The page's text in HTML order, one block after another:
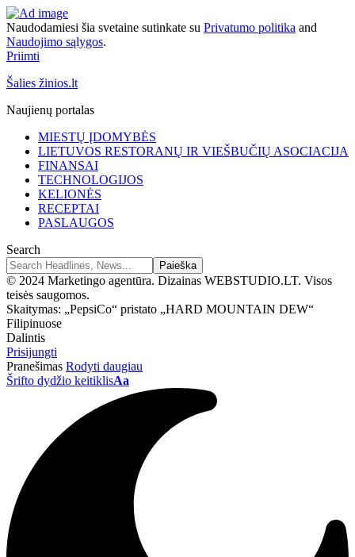
Naudodamiesi šia svetaine sutinkate su Privatumo politika and
Naudojimo sąlygos.
Priimti
Šalies žinios.lt
Naujienų portalas
MIESTŲ ĮDOMYBĖS
LIETUVOS RESTORANŲ IR VIEŠBUČIŲ ASOCIACIJA
FINANSAI
TECHNOLOGIJOS
KELIONĖS
RECEPTAI
PASLAUGOS
Search
© 2024 Marketingo agentūra. Dizainas WEBSTUDIO.LT. Visos
teisės saugomos.
Skaitymas: „PepsiCo“ pristato „HARD MOUNTAIN DEW“
Filipinuose
Dalintis
Prisijungti
Pranešimas Rodyti daugiau
Šrifto dydžio keitiklisAa